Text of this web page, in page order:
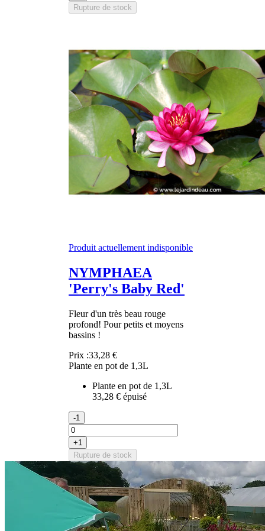
Rupture de stock
Produit actuellement indisponible
NYMPHAEA
'Perry's Baby Red'
Fleur d'un très beau rouge
profond! Pour petits et moyens
bassins !
Prix :33,28 €
Plante en pot de 1,3L
Plante en pot de 1,3L
33,28 € épuisé
-1
+1
Rupture de stock